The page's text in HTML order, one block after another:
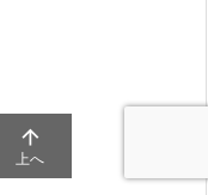

上へ